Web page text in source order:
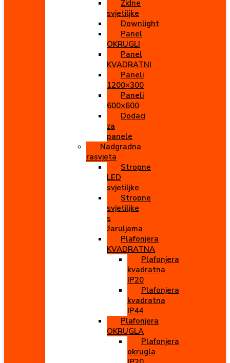
Zidne
svjetiljke
Downlight
Panel
OKRUGLI
Panel
KVADRATNI
Paneli
1200×300
Paneli
600×600
Dodaci
za
panele
Nadgradna
rasvjeta
Stropne
LED
svjetiljke
Stropne
svjetiljke
s
žaruljama
Plafonjera
KVADRATNA
Plafonjera
kvadratna
IP20
Plafonjera
kvadratna
IP44
Plafonjera
OKRUGLA
Plafonjera
okrugla